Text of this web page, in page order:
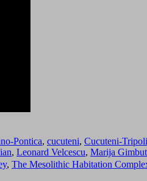
Pontica, cucuteni, Cucuteni-
, Leonard Velcescu, Marija
, The Mesolithic Habitation